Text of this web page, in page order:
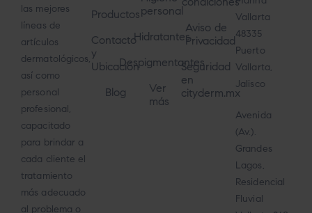
las mejores
líneas de
artículos
dermatológicos,
así como
personal
profesional,
capacitado
para brindar a
cada cliente el
tratamiento
más adecuado
al problema o
Productos
Contacto
y
Ubicación
Blog
personal
Hidratantes
Despigmentantes
Ver
más
Aviso de
Privacidad
Seguridad
en
cityderm.mx
Vallarta
48335
Puerto
Vallarta,
Jalisco
Avenida
(Av.).
Grandes
Lagos,
Residencial
Fluvial